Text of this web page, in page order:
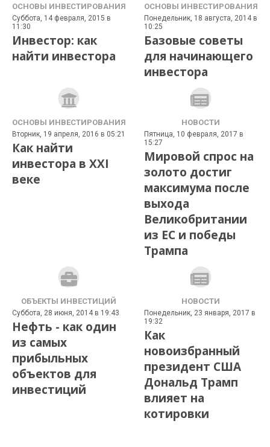
ОСНОВЫ ИНВЕСТИРОВАНИЯ
Суббота, 14 февраля, 2015 в
11:30
Инвестор: как
найти инвестора
ОСНОВЫ ИНВЕСТИРОВАНИЯ
Понедельник, 18 августа, 2014 в
10:25
Базовые советы
для начинающего
инвестора
ОСНОВЫ ИНВЕСТИРОВАНИЯ
Вторник, 19 апреля, 2016 в 05:21
Как найти
инвестора в XXI
веке
НОВОСТИ
Пятница, 10 февраля, 2017 в
15:27
Мировой спрос на
золото достиг
максимума после
выхода
Великобритании
из ЕС и победы
Трампа
ОБЪЕКТЫ ИНВЕСТИЦИЙ
Суббота, 28 июня, 2014 в 19:43
Нефть - как один
из самых
прибыльных
объектов для
инвестиций
НОВОСТИ
Понедельник, 23 января, 2017 в
19:32
Как
новоизбранный
президент США
Дональд Трамп
влияет на
котировки